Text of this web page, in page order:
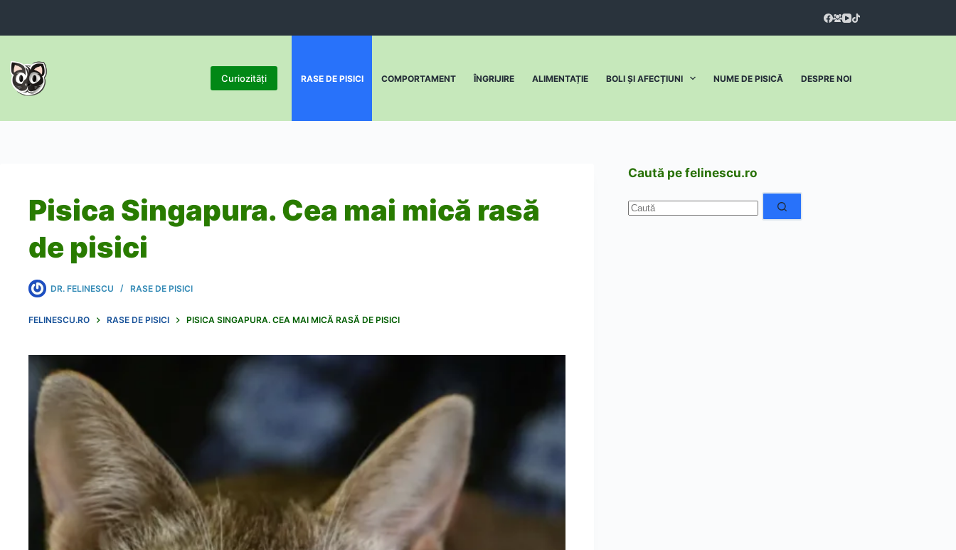
Curiozități RASE DE PISICI COMPORTAMENT ÎNGRIJIRE ALIMENTAȚIE BOLI ȘI AFECȚIUNI NUME DE PISICĂ DESPRE NOI
Pisica Singapura. Cea mai mică rasă
de pisici
DR. FELINESCU RASE DE PISICI
FELINESCU.RO RASE DE PISICI PISICA SINGAPURA. CEA MAI MICĂ RASĂ DE PISICI
Caută pe felinescu.ro
Niciun
rezultat